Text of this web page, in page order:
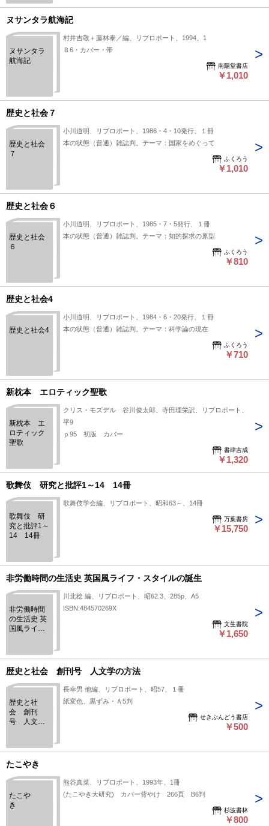
ヌサンタラ航海記
ヌサンタラ
航海記
村井吉敬＋藤林泰／編、リブロポート、1994、1
Ｂ6・カバー・帯
南陽堂書店
￥1,010
歴史と社会７
歴史と社会
７
小川道明、リブロポート、1986・4・10発行、１冊
本の状態（普通）雑誌判。テーマ：国家をめぐって
ふくろう
￥1,010
歴史と社会６
歴史と社会
６
小川道明、リブロポート、1985・7・5発行、１冊
本の状態（普通）雑誌判。テーマ：知的探求の原型
ふくろう
￥810
歴史と社会4
歴史と社会4
小川道明、リブロポート、1984・6・20発行、１冊
本の状態（普通）雑誌判。テーマ：科学論の現在
ふくろう
￥710
新枕本 エロティック聖歌
新枕本 エ
ロティック
聖歌
クリス・モズデル 谷川俊太郎、寺田理栄訳、リブロポート、
平9
ｐ95 初版 カバー
書肆吉成
￥1,320
歌舞伎 研究と批評1～14 14冊
歌舞伎 研
究と批評1～
14 14冊
歌舞伎学会編、リブロポート、昭和63～、14冊
万葉書房
￥15,750
非労働時間の生活史 英国風ライフ・スタイルの誕生
非労働時間
の生活史 英
国風ライ
川北稔 編、リブロポート、昭62.3、285p、A5
ISBN:484570269X
文生書院
￥1,650
歴史と社会 創刊号 人文学の方法
歴史と社
会 創刊
号 人文学
長幸男 他編、リブロポート、昭57、１冊
紙変色、黒ずみ・Ａ5判
せきぶんどう書店
￥500
たこやき
たこや
き
熊谷真菜、リブロポート、1993年、1冊
(たこやき大研究) カバー背やけ 266頁 B6判
杉波書林
￥800